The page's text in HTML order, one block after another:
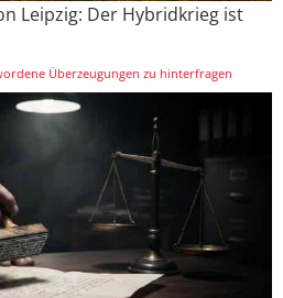
Leipzig: Der Hybridkrieg ist
Überzeugungen zu hinterfragen